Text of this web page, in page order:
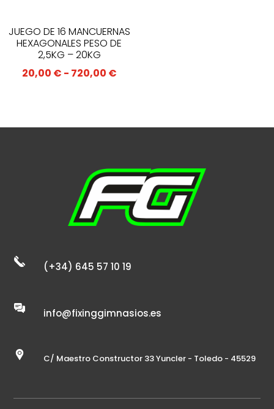
JUEGO DE 16 MANCUERNAS
HEXAGONALES PESO DE
2,5KG – 20KG
20,00 € - 720,00 €Rango
720,00 €
(+34) 645 57 10 19
info@fixinggimnasios.es
C/ Maestro Constructor 33 Yuncler - Toledo - 45529